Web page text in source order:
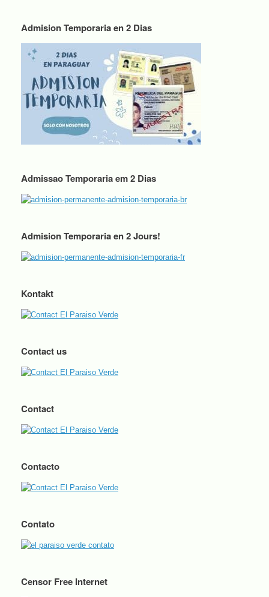
Admision Temporaria en 2 Dias
Admissao Temporaria em 2 Dias
Admision Temporaria en 2 Jours!
Kontakt
Contact us
Contact
Contacto
Contato
Censor Free Internet